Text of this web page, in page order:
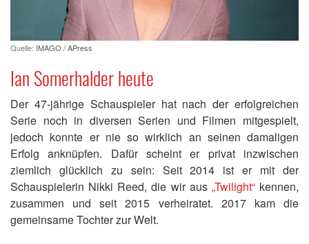
Quelle: IMAGO / APress
Ian Somerhalder heute
Der 47-jährige Schauspieler hat nach der erfolgreichen
Serie noch in diversen Serien und Filmen mitgespielt,
jedoch konnte er nie so wirklich an seinen damaligen
Erfolg anknüpfen. Dafür scheint er privat inzwischen
ziemlich glücklich zu sein: Seit 2014 ist er mit der
Schauspielerin Nikki Reed, die wir aus „Twilight“kennen,
zusammen und seit 2015 verheiratet. 2017 kam die
gemeinsame Tochter zur Welt.